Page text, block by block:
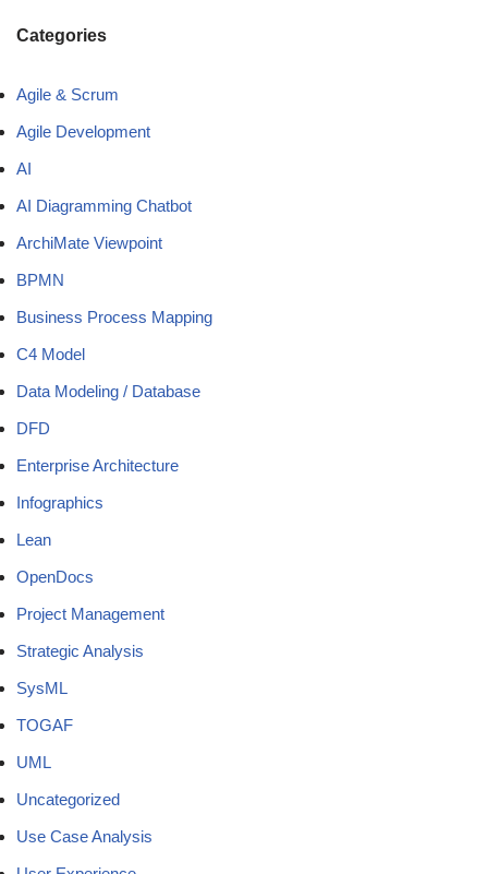
Categories
Agile & Scrum
Agile Development
AI
AI Diagramming Chatbot
ArchiMate Viewpoint
BPMN
Business Process Mapping
C4 Model
Data Modeling / Database
DFD
Enterprise Architecture
Infographics
Lean
OpenDocs
Project Management
Strategic Analysis
SysML
TOGAF
UML
Uncategorized
Use Case Analysis